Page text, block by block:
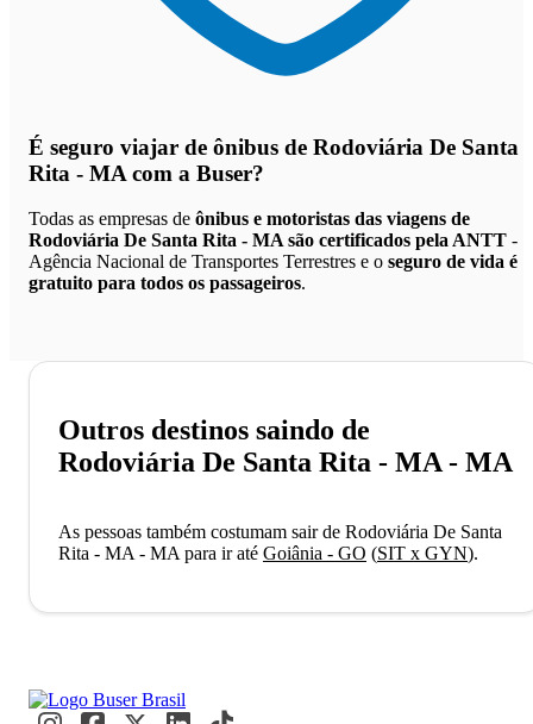
É seguro viajar de ônibus de Rodoviária De Santa
Rita - MA com a Buser?
Todas as empresas de ônibus e motoristas das viagens de
Rodoviária De Santa Rita - MA são certificados pela ANTT -
Agência Nacional de Transportes Terrestres e o seguro de vida é
gratuito para todos os passageiros.
Outros destinos saindo de
Rodoviária De Santa Rita - MA - MA
As pessoas também costumam sair de Rodoviária De Santa
Rita - MA - MA para ir até Goiânia - GO (SIT x GYN).